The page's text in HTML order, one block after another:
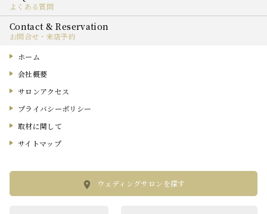
よくある質問
お問合せ・来店予約
ホーム
会社概要
サロンアクセス
プライバシーポリシー
取材に関して
サイトマップ
ウェディングサロンを探す